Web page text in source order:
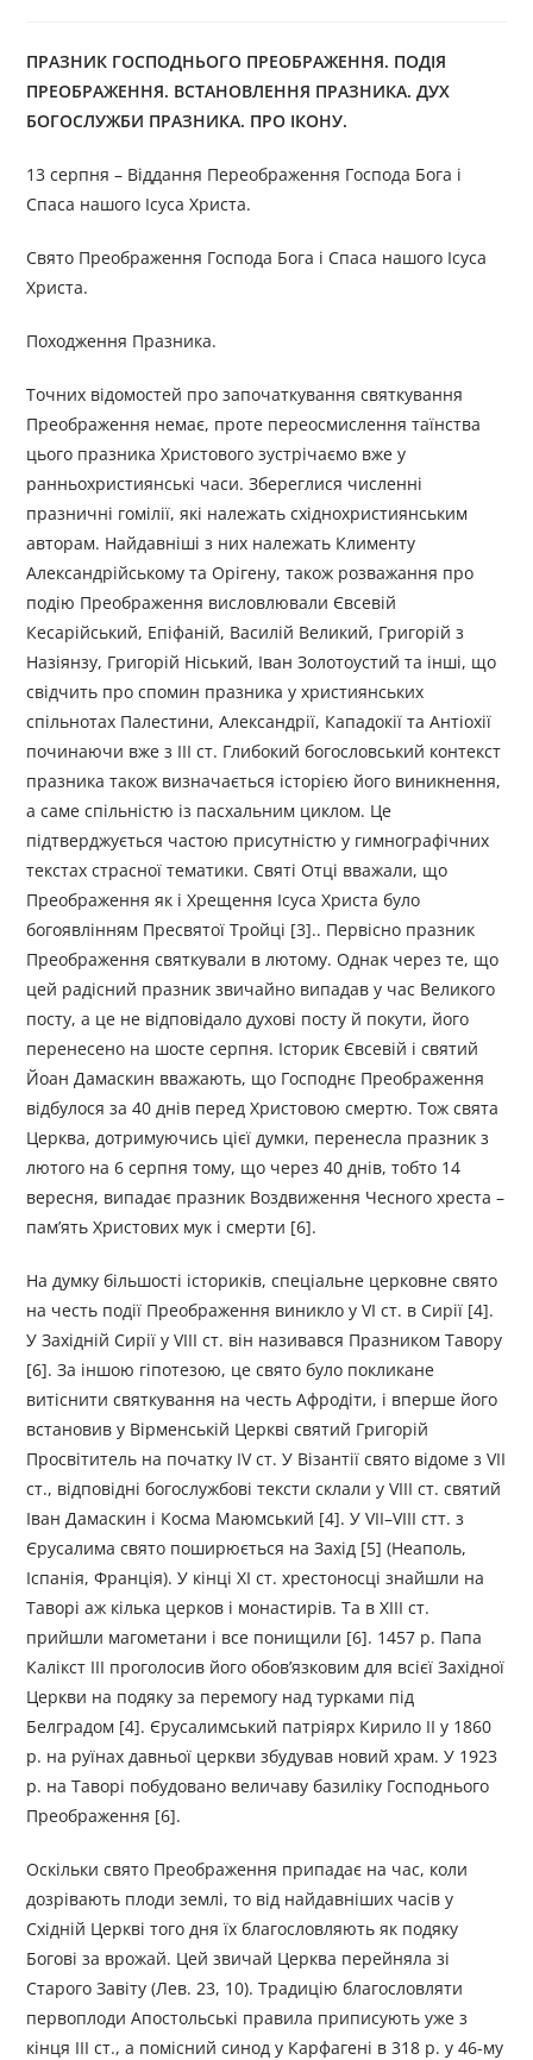
ПРАЗНИК ГОСПОДНЬОГО ПРЕОБРАЖЕННЯ. ПОДІЯ
ПРЕОБРАЖЕННЯ. ВСТАНОВЛЕННЯ ПРАЗНИКА.ДУХ
БОГОСЛУЖБИ ПРАЗНИКА. ПРО ІКОНУ.
13 серпня – Віддання Переображення Господа Бога і
Спаса нашого Ісуса Христа.
Свято Преображення Господа Бога і Спаса нашого Ісуса
Христа.
Походження Празника.
Точних відомостей про започаткування святкування
Преображення немає, проте переосмислення таїнства
цього празника Христового зустрічаємо вже у
ранньохристиянські часи. Збереглися численні
празничні гомілії, які належать східнохристиянським
авторам. Найдавніші з них належать Клименту
Александрійському та Орігену, також розважання про
подію Преображення висловлювали Євсевій
Кесарійський, Епіфаній, Василій Великий, Григорій з
Назіянзу, Григорій Ніський, Іван Золотоустий та інші, що
свідчить про спомин празника у християнських
спільнотах Палестини, Александрії, Кападокії та Антіохії
починаючи вже з ІІІ ст. Глибокий богословський контекст
празника також визначається історією його виникнення,
а саме спільністю із пасхальним циклом. Це
підтверджується частою присутністю у гимнографічних
текстах страсної тематики. Святі Отці вважали, що
Преображення як і Хрещення Ісуса Христа було
богоявлінням Пресвятої Тройці [3].. Первісно празник
Преображення святкували в лютому. Однак через те, що
цей радісний празник звичайно випадав у час Великого
посту, а це не відповідало духові посту й покути, його
перенесено на шосте серпня. Історик Євсевій і святий
Йоан Дамаскин вважають, що Господнє Преображення
відбулося за 40 днів перед Христовою смертю. Тож свята
Церква, дотримуючись цієї думки, перенесла празник з
лютого на 6 серпня тому, що через 40 днів, тобто 14
вересня, випадає празник Воздви­ження Чесного хреста –
памʼять Христових мук і смерти [6].
На думку більшості істориків, спеціальне церковне свято
на честь події Преображення виникло у VI ст. в Сирії [4].
У Західній Сирії у VIII ст. він називався Празником Тавору
[6]. За іншою гіпотезою, це свято було покликане
витіснити святкування на честь Афродіти, і вперше його
встановив у Вірменській Церкві святий Григорій
Просвітитель на початку IV ст. У Візантії свято відоме з VII
ст., відповідні богослужбові тексти склали у VIII ст. святий
Іван Дамаскин і Косма Маюмський [4]. У VII–VIII стт. з
Єрусалима свято поширюється на Захід [5] (Неаполь,
Іспанія, Франція). У кінці XI ст. хрестоносці знайшли на
Таворі аж кілька церков і монастирів. Та в XIII ст.
прийшли магометани і все понищили [6]. 1457 р. Папа
Калікст III проголосив його обов’язковим для всієї Західної
Церкви на подяку за перемогу над турками під
Белградом [4]. Єрусалимський патріярх Кирило II у 1860
р. на руїнах давньої церкви збудував новий храм. У 1923
р. на Таворі побудовано величаву базиліку Господнього
Преображення [6].
Оскільки свято Преображення припадає на час, коли
дозрівають плоди землі, то від найдавніших часів у
Східній Церкві того дня їх благословляють як подяку
Богові за врожай. Цей звичай Церква перейняла зі
Старого Завіту (Лев. 23, 10). Традицію благословляти
первоплоди Апостольські правила приписують уже з
кінця ІІІ ст., а помісний синод у Карфагені в 318 р. у 46-му